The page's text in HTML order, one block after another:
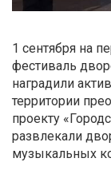
1 сентября на
фестиваль
наградили
территории
проекту
развлекали
музыкальных